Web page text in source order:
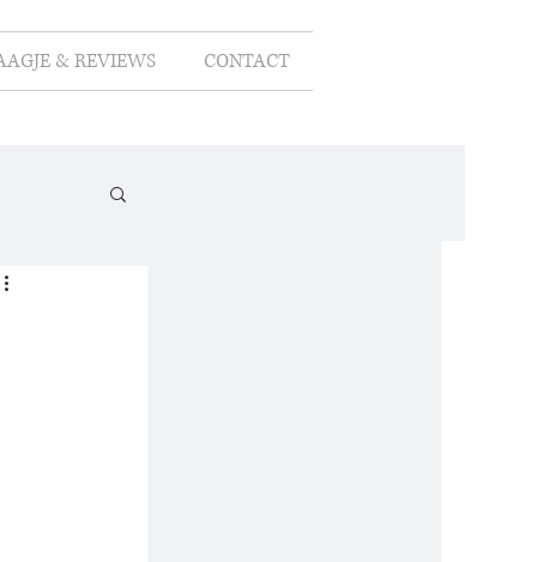
& REVIEWS CONTACT